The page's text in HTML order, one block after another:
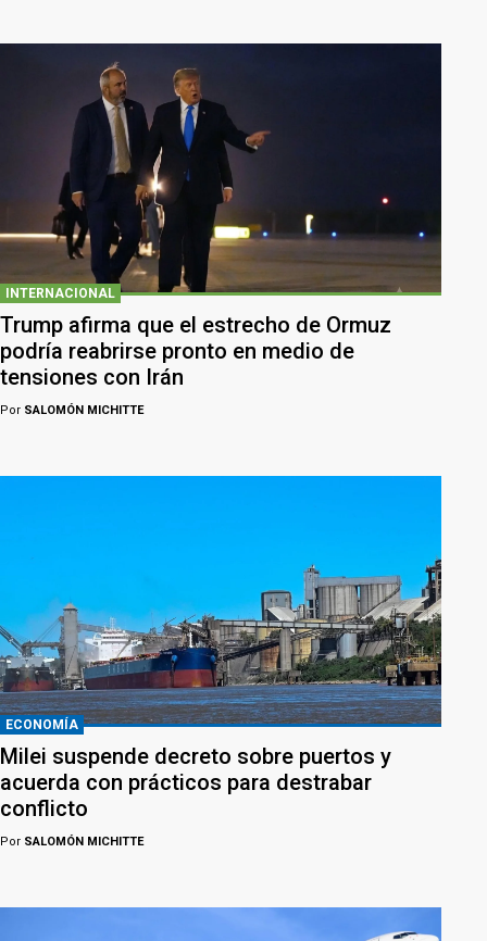
INTERNACIONAL
Trump afirma que el estrecho de Ormuz
podría reabrirse pronto en medio de
tensiones con Irán
Por SALOMÓN MICHITTE
ECONOMÍA
Milei suspende decreto sobre puertos y
acuerda con prácticos para destrabar
conflicto
Por SALOMÓN MICHITTE